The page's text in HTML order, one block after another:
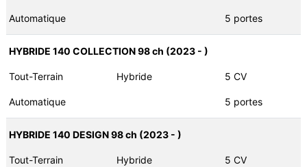
Automatique 5 portes
HYBRIDE 140 COLLECTION 98 ch (2023 - )
Tout-Terrain Hybride 5 CV
Automatique 5 portes
HYBRIDE 140 DESIGN 98 ch (2023 - )
Tout-Terrain Hybride 5 CV